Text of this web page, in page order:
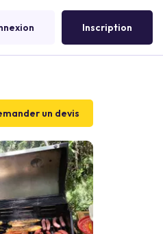
Inscription
un devis